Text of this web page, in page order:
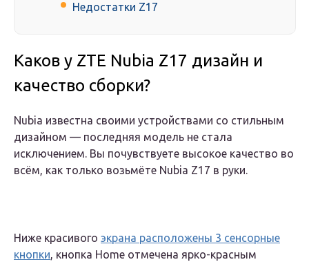
Недостатки Z17
Каков у ZTE Nubia Z17 дизайн и
качество сборки?
Nubia известна своими устройствами со стильным
дизайном — последняя модель не стала
исключением. Вы почувствуете высокое качество во
всём, как только возьмёте Nubia Z17 в руки.
Ниже красивого экрана расположены 3 сенсорные
кнопки, кнопка Home отмечена ярко-красным